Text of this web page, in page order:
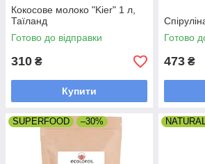
Кокосове молоко "Kier" 1 л,
Таїланд
Готово до відправки
310 ₴
Купити
Готово
473 ₴
SUPERFOOD –30%